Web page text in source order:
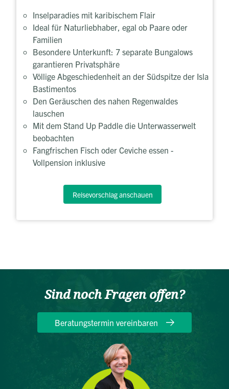
Inselparadies mit karibischem Flair
Ideal für Naturliebhaber, egal ob Paare oder
Familien
Besondere Unterkunft: 7 separate Bungalows
garantieren Privatsphäre
Völlige Abgeschiedenheit an der Südspitze der Isla
Bastimentos
Den Geräuschen des nahen Regenwaldes
lauschen
Mit dem Stand Up Paddle die Unterwasserwelt
beobachten
Fangfrischen Fisch oder Ceviche essen -
Vollpension inklusive
Reisevorschlag anschauen
Sind noch Fragen offen?
Beratungstermin vereinbaren